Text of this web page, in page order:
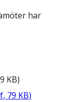
har
KB)
, 79 KB)